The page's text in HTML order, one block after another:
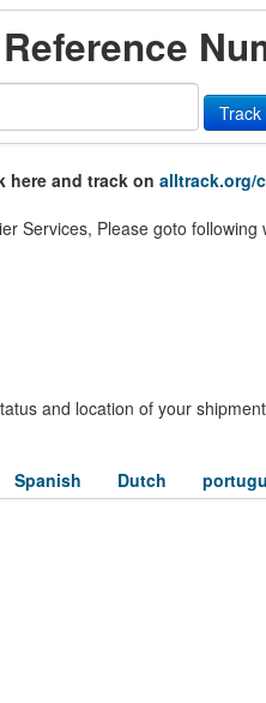
Track
here and track on alltrack.org/
Services, Please goto following
and location of your
Spanish Dutch